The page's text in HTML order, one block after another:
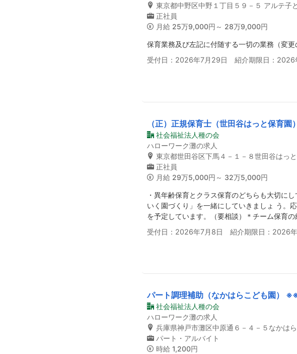
東京都中野区中野１丁目５９－５ アルテ子
正社員
月給 25万9,000円～ 28万9,000円
保育業務及び左記に付随する一切の業務（変更
受付日：2026年7月29日 紹介期限日：2026
（正）正規保育士（世田谷はっと保育園）
社会福祉法人種の会
ハローワーク灘の求人
東京都世田谷区下馬４－１－８世田谷はっ
正社員
月給 29万5,000円～ 32万5,000円
・異年齢保育とクラス保育のどちらも大切に
いく園づくり」を一緒にしていきましょ う。
を予定しています。（要相談）＊チーム保育の
受付日：2026年7月8日 紹介期限日：2026
パート調理補助（なかはらこども園）
社会福祉法人種の会
ハローワーク灘の求人
兵庫県神戸市灘区中原通６－４－５なかは
パート・アルバイト
時給 1,200円